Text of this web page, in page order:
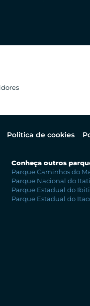
Politica de cookies
Conheça outros
Parque Caminhos do
Parque Nacional do
Parque Estadual do
Parque Estadual do